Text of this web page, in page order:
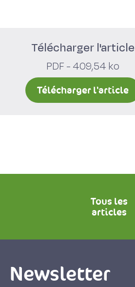
Télécharger l'article
PDF - 409,54 ko
Télécharger l'article
Tous les
articles
Newsletter